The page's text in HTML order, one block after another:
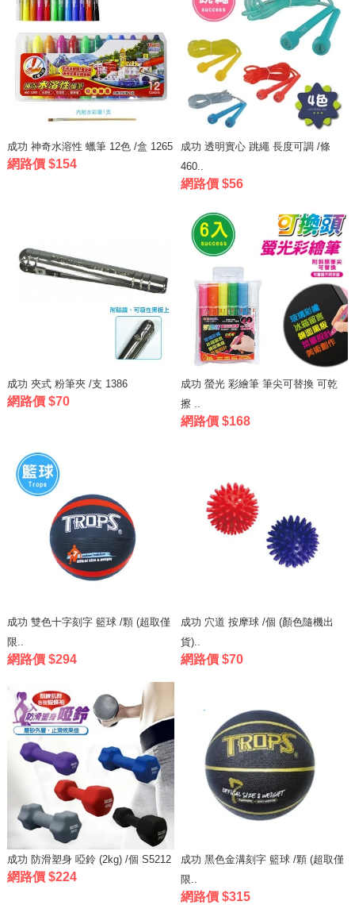
成功 神奇水溶性 蠟筆 12色 /盒 1265
網路價 $154
成功 透明實心 跳繩 長度可調 /條
460..
網路價 $56
成功 夾式 粉筆夾 /支 1386
網路價 $70
成功 螢光 彩繪筆 筆尖可替換 可乾
擦 ..
網路價 $168
成功 雙色十字刻字 籃球 /顆 (超取僅
限..
網路價 $294
成功 穴道 按摩球 /個 (顏色隨機出
貨)..
網路價 $70
成功 防滑塑身 啞鈴 (2kg) /個 S5212
網路價 $224
成功 黑色金溝刻字 籃球 /顆 (超取僅
限..
網路價 $315